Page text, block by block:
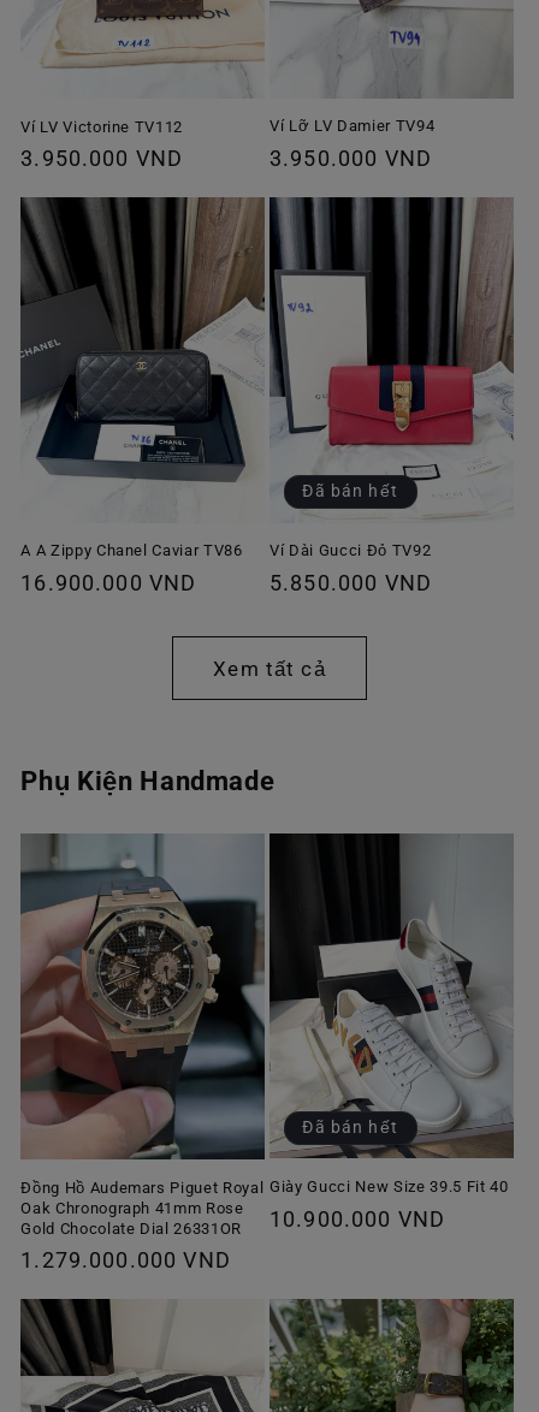
Ví LV Victorine TV112
Giá
thường
3.950.000 VND
Ví Lỡ LV Damier TV94
Giá
thường
3.950.000 VND
A A Zippy Chanel Caviar TV86
Giá
16.900.000 VND
Đã bán hết
Ví Dài Gucci Đỏ TV92
Giá
thường
5.850.000 VND
Xem tất cả
Phụ Kiện Handmade
Đồng Hồ Audemars Piguet Royal
Oak Chronograph 41mm Rose
Gold Chocolate Dial 26331OR
Giá
thường
1.279.000.000 VND
Đã bán hết
Giày Gucci New Size 39.5 Fit 40
Giá
10.900.000 VND